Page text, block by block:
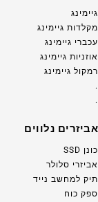
גיימינג
מקלדות גיימינג
עכברי גיימינג
אוזניות גיימינג
רמקול גיימינג
.
.
אביזרים נלווים
כונן SSD
אביזרי סלולר
תיק למחשב נייד
ספק כוח